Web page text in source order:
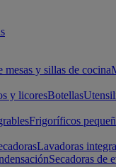
mesas y sillas de cocina
y licoresBotellas
Frigoríficos
Lavadoras
Secadoras de